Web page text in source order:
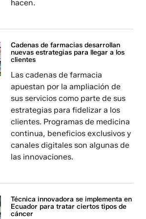
hacen.
Cadenas de farmacias desarrollan
nuevas estrategias para llegar a los
clientes
Las cadenas de farmacia
apuestan por la ampliación de
sus servicios como parte de sus
estrategias para fidelizar a los
clientes. Programas de medicina
continua, beneficios exclusivos y
canales digitales son algunas de
las innovaciones.
Técnica innovadora se implementa en
Ecuador para tratar ciertos tipos de
cáncer